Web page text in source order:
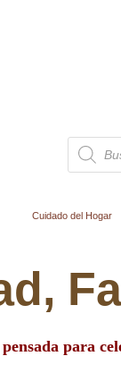
de
Cuidado del Hogar
para